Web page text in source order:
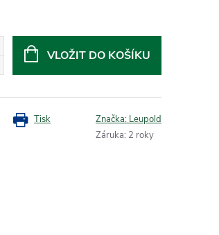
VLOŽIT DO KOŠÍKU
Tisk Značka: Leupold
Záruka: 2 roky